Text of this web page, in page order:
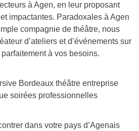
à Agen, en leur proposant
impactantes. Paradoxales à Agen
compagnie de théâtre, nous
d’ateliers et d’événements sur
à vos besoins.
dans votre pays d’Agenais